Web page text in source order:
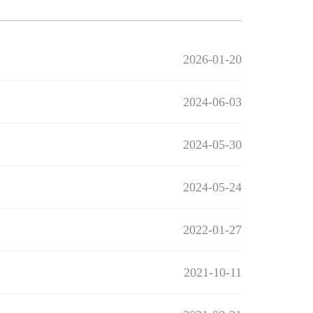
2026-01-20
2024-06-03
2024-05-30
2024-05-24
2022-01-27
2021-10-11